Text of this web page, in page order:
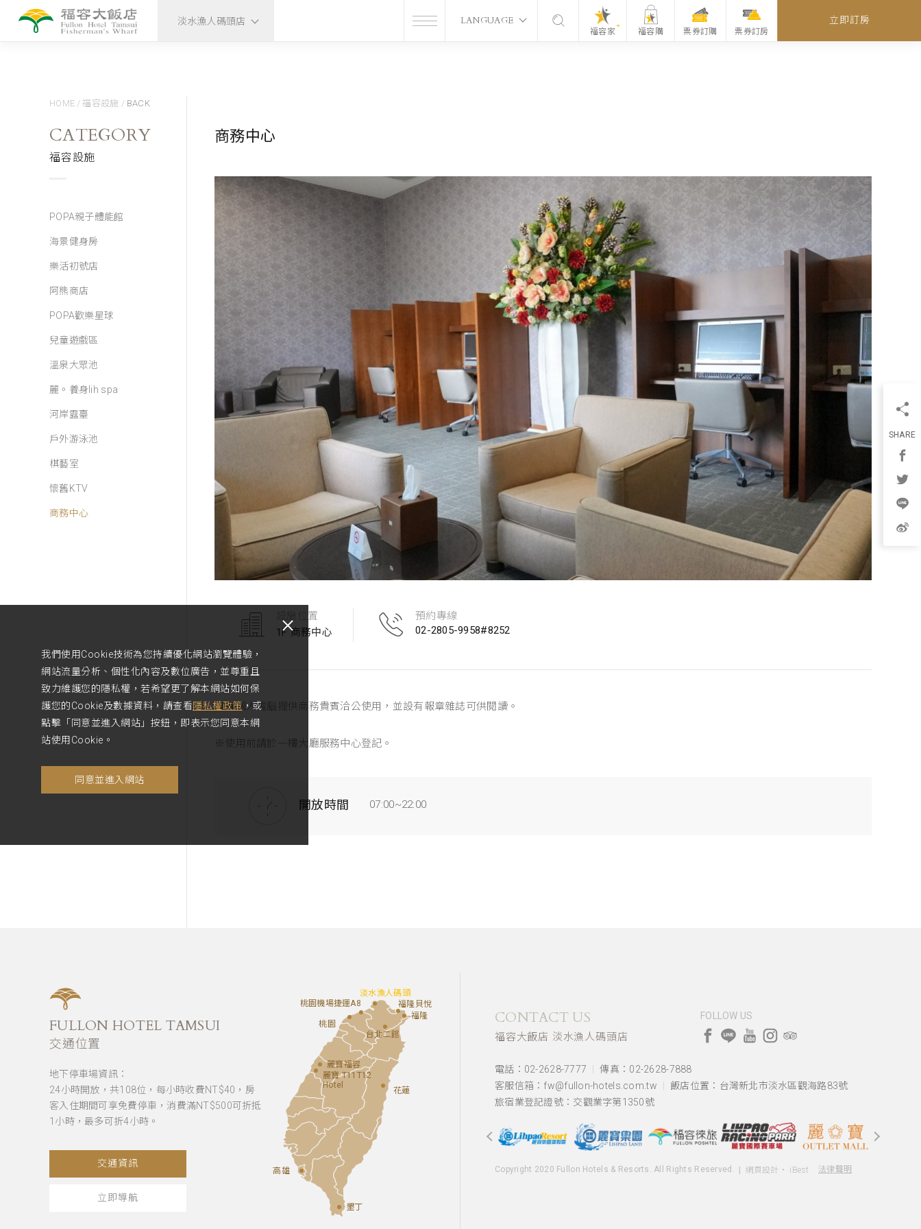
淡水漁人碼頭店 LANGUAGE
福容家 福容購 票券訂購 票券訂房
立即訂房
HOME / 福容設施 / BACK
CATEGORY
福容設施
POPA親子體能館
海景健身房
樂活初號店
阿熊商店
POPA歡樂星球
兒童遊戲區
溫泉大眾池
麗。養身lih spa
河岸露臺
戶外游泳池
棋藝室
懷舊KTV
商務中心
商務中心
設施位置
1F 商務中心
預約專線
02-2805-9958#8252
備有個人電腦提供商務貴賓洽公使用，並設有報章雜誌可供閱讀。
※使用前請於一樓大廳服務中心登記。
開放時間 07:00~22:00
SHARE
FULLON HOTEL TAMSUI
交通位置
地下停車場資訊：
24小時開放，共108位，每小時收費NT$40，房
客入住期間可享免費停車，消費滿NT$500可折抵
1小時，最多可折4小時。
交通資訊
立即導航
淡水漁人碼頭
麗寶福容
麗寶 T11T12
Hotel
墾丁
花蓮
福隆
台北二館
桃園機場捷運A8
桃園
高雄
福隆貝悅
CONTACT US
福容大飯店 淡水漁人碼頭店
FOLLOW US
電話：02-2628-7777
傳真：02-2628-7888
客服信箱：fw@fullon-hotels.com.tw
飯店位置： 台灣新北市淡水區觀海路83號
旅宿業登記證號：交觀業字第1350號
Copyright 2020 Fullon Hotels & Resorts. All Rights Reserved. 網頁設計 ‧ iBest 法律聲明
我們使用Cookie技術為您持續優化網站瀏覽體驗，
網站流量分析、個性化內容及數位廣告，並尊重且
致力維護您的隱私權，若希望更了解本網站如何保
護您的Cookie及數據資料，請查看隱私權政策，或
點擊「同意並進入網站」按鈕，即表示您同意本網
站使用Cookie。
同意並進入網站